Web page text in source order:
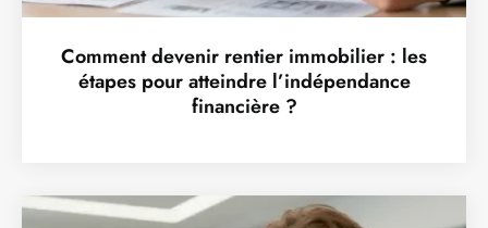
Comment devenir rentier immobilier : les
étapes pour atteindre l’indépendance
financière ?